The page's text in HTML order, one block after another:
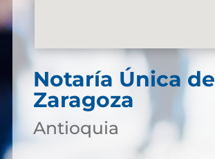
Notaría Única de
Zaragoza
Antioquia